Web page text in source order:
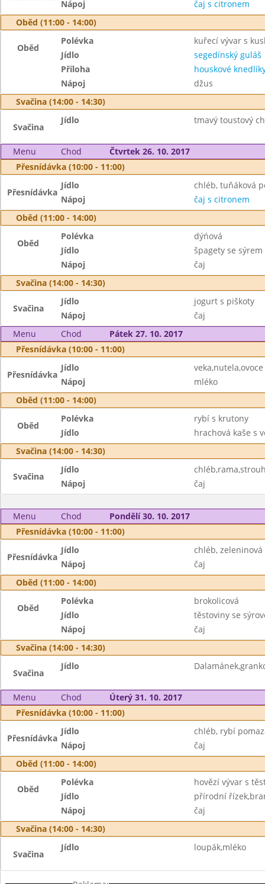
Nápoj
čaj s citronem
Oběd (11:00 - 14:00)
Oběd
Polévka
kuřecí vývar s
Jídlo
segedínský guláš
Příloha
houskové
Nápoj
džus
Svačina (14:00 - 14:30)
Svačina
Jídlo tmavý toustový
Menu Chod
Čtvrtek 26. 10. 2017
Přesnídávka (10:00 - 11:00)
Přesnídávka
Jídlo
chléb, tuňáková
Nápoj
čaj s citronem
Oběd (11:00 - 14:00)
Oběd
Polévka
dýńová
Jídlo
špagety se sýrem
Nápoj
čaj
Svačina (14:00 - 14:30)
Svačina
Jídlo
jogurt s piškoty
Nápoj
čaj
Menu
Chod
Pátek 27. 10. 2017
Přesnídávka (10:00 - 11:00)
Přesnídávka
Jídlo
veka,nutela,ovoce
Nápoj
mléko
Oběd (11:00 - 14:00)
Oběd
Polévka
rybí s krutony
Jídlo
hrachová kaše s
Svačina (14:00 - 14:30)
Svačina
Jídlo
Nápoj
čaj
Menu Chod
Pondělí 30. 10. 2017
Přesnídávka (10:00 - 11:00)
Přesnídávka
Jídlo
chléb, zeleninová
Nápoj
čaj
Oběd (11:00 - 14:00)
Oběd
Polévka
brokolicová
Jídlo
těstoviny se
Nápoj
čaj
Svačina (14:00 - 14:30)
Svačina
Jídlo
Menu Chod
Úterý 31. 10. 2017
Přesnídávka (10:00 - 11:00)
Přesnídávka
Jídlo
chléb, rybí
Nápoj
čaj
Oběd (11:00 - 14:00)
Oběd
Polévka
hovězí vývar s
Jídlo
přírodní
Nápoj
čaj
Svačina (14:00 - 14:30)
Svačina
Jídlo loupák,mléko